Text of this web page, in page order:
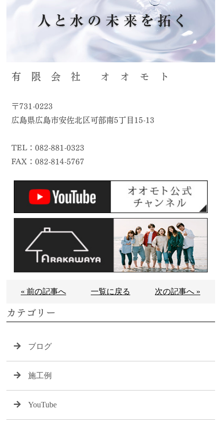
有 限 会 社 オ オ モ ト
〒731-0223
広島県広島市安佐北区可部南5丁目15-13
TEL：082-881-0323
FAX：082-814-5767
« 前の記事へ 一覧に戻る 次の記事へ »
カテゴリー
ブログ
施工例
YouTube